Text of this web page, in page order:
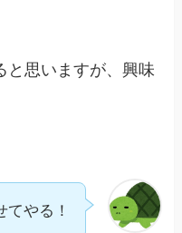
と思いますが、興味
てやる！